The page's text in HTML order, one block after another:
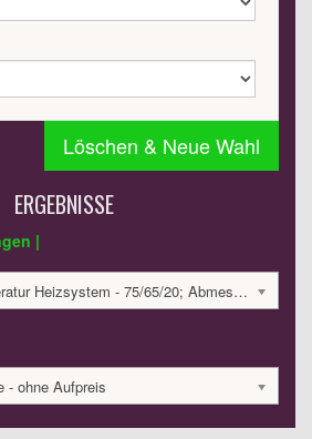
Löschen & Neue Wahl
ERGEBNISSE
|
Typen: für Hochtemperatur Heizsystem - 75/65/20; Abmessungen: 1800x300x160mm; 424 Watt:; 2614.03 €
- ohne Aufpreis